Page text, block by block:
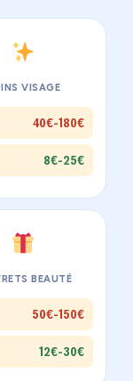
VISAGE
40€-180€
8€-25€
BEAUTÉ
50€-150€
12€-30€